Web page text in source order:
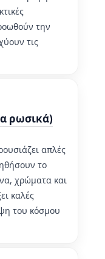
την
τις
ρωσικά)
απλές
το
χρώματα και
καλές
του κόσμου